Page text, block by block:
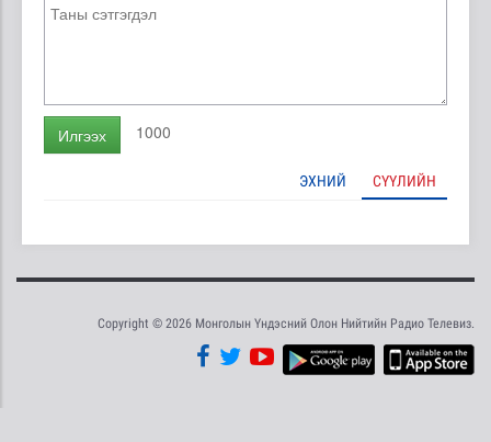
Илгээх 1000
ЭХНИЙ СҮҮЛИЙН
Copyright © 2026 Монголын Үндэсний Олон Нийтийн Радио Телевиз.